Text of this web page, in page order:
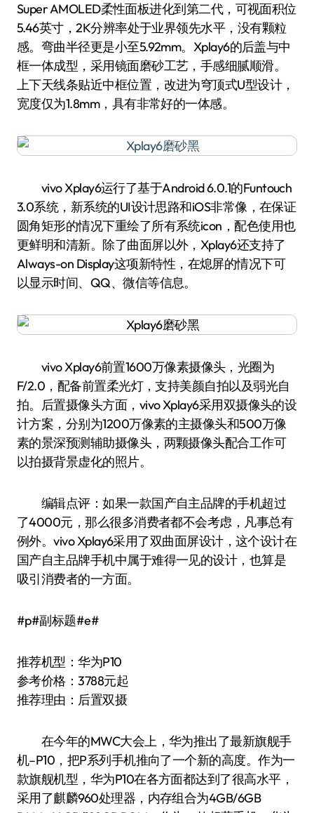
Super AMOLED柔性面板进化到第二代，可视面积位
5.46英寸，2K分辨率处于业界领先水平，没有颗粒
感。弯曲半径更是小至5.92mm。Xplay6的后盖与中
框一体成型，采用镜面磨砂工艺，手感细腻顺滑。
上下天线条贴近中框位置，改进为穹顶式U型设计，
宽度仅为1.8mm，具有非常好的一体感。
vivo Xplay6运行了基于Android 6.0.1的Funtouch
3.0系统，新系统的UI设计思路和iOS非常像，在保证
圆角矩形的情况下重绘了所有系统icon，配色使用也
更鲜明和清新。除了曲面屏以外，Xplay6还支持了
Always-on Display这项新特性，在熄屏的情况下可
以显示时间、QQ、微信等信息。
vivo Xplay6前置1600万像素摄像头，光圈为
F/2.0，配备前置柔光灯，支持美颜自拍以及弱光自
拍。后置摄像头方面，vivo Xplay6采用双摄像头的设
计方案，分别为1200万像素的主摄像头和500万像
素的景深预测辅助摄像头，两颗摄像头配合工作可
以拍摄背景虚化的照片。
编辑点评：如果一款国产自主品牌的手机超过
了4000元，那么很多消费者都不会考虑，凡事总有
例外。vivo Xplay6采用了双曲面屏设计，这个设计在
国产自主品牌手机中属于难得一见的设计，也算是
吸引消费者的一方面。
#p#副标题#e#
推荐机型：华为P10
参考价格：3788元起
推荐理由：后置双摄
在今年的MWC大会上，华为推出了最新旗舰手
机–P10，把P系列手机推向了一个新的高度。作为一
款旗舰机型，华为P10在各方面都达到了很高水平，
采用了麒麟960处理器，内存组合为4GB/6GB